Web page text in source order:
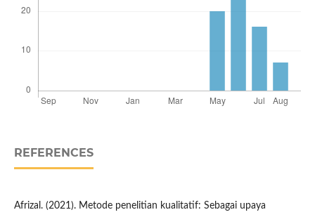
REFERENCES
Afrizal. (2021). Metode penelitian kualitatif: Sebagai upaya